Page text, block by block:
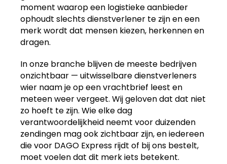
moment waarop een logistieke aanbieder
ophoudt slechts dienstverlener te zijn en een
merk wordt dat mensen kiezen, herkennen en
dragen.
In onze branche blijven de meeste bedrijven
onzichtbaar — uitwisselbare dienstverleners
wier naam je op een vrachtbrief leest en
meteen weer vergeet. Wij geloven dat dat niet
zo hoeft te zijn. Wie elke dag
verantwoordelijkheid neemt voor duizenden
zendingen mag ook zichtbaar zijn, en iedereen
die voor DAGO Express rijdt of bij ons bestelt,
moet voelen dat dit merk iets betekent.